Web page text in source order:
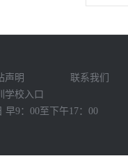
声明
联系我们
学校入口
早9：00至下午17：00